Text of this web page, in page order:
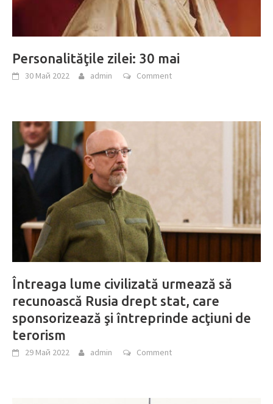
Personalităţile zilei: 30 mai
30 Май 2022 admin Comment
Întreaga lume civilizată urmează să
recunoască Rusia drept stat, care
sponsorizează şi întreprinde acţiuni de
terorism
29 Май 2022 admin Comment